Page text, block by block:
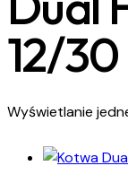
12/
Wyświetlanie